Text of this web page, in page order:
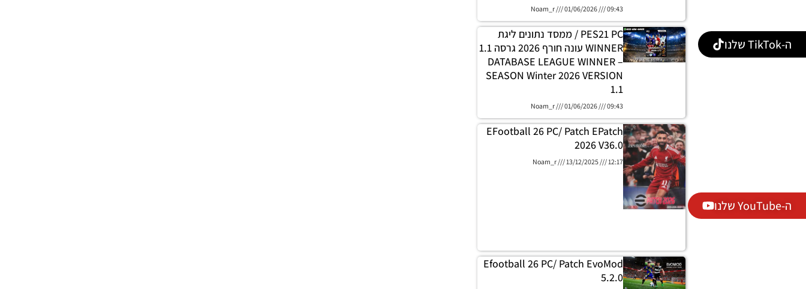
ה-TikTok שלנו
ה-YouTube שלנו
Noam_r 01/06/2026 09:43
PES21 PC / ממסד נתונים ליגת
WINNER עונה חורף 2026 גרסה 1.1
– DATABASE LEAGUE WINNER
SEASON Winter 2026 VERSION
1.1
Noam_r 01/06/2026 09:43
EFootball 26 PC/ Patch EPatch
2026 V36.0
Noam_r 13/12/2025 12:17
Efootball 26 PC/ Patch EvoMod
5.2.0